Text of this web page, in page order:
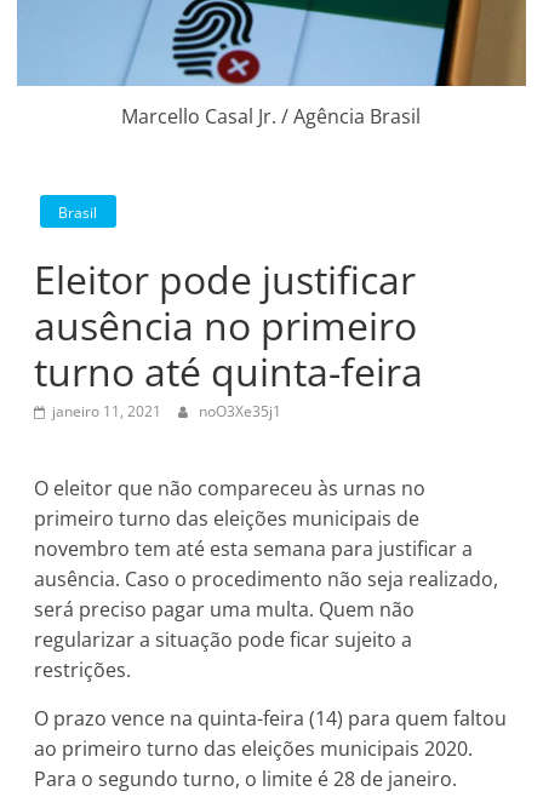
Marcello Casal Jr. / Agência Brasil
Brasil
Eleitor pode justificar
ausência no primeiro
turno até quinta-feira
janeiro 11, 2021 noO3Xe35j1
O eleitor que não compareceu às urnas no
primeiro turno das eleições municipais de
novembro tem até esta semana para justificar a
ausência. Caso o procedimento não seja realizado,
será preciso pagar uma multa. Quem não
regularizar a situação pode ficar sujeito a
restrições.
O prazo vence na quinta-feira (14) para quem faltou
ao primeiro turno das eleições municipais 2020.
Para o segundo turno, o limite é 28 de janeiro.